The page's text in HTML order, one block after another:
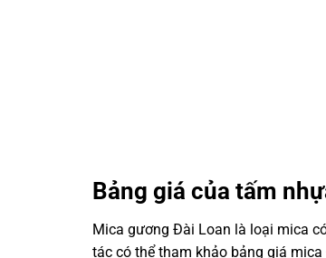
Bảng giá của tấm
Mica gương Đài Loan là loại mica
tác có thể tham khảo bảng giá mica